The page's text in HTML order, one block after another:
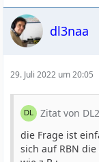
dl3naa
29. Juli 2022 um 20:05
Zitat von
die Frage ist
sich auf RBN